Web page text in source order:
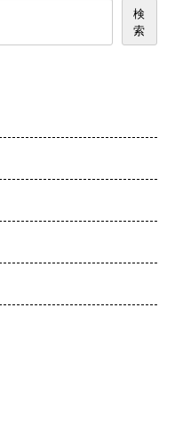
検
索